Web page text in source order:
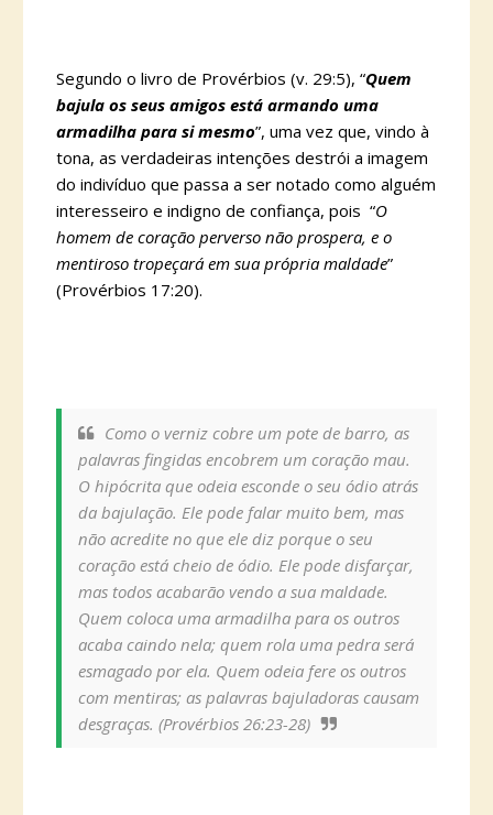
Segundo o livro de Provérbios (v. 29:5), “Quem
bajula os seus amigos está armando uma
armadilha para si mesmo”, uma vez que, vindo à
tona, as verdadeiras intenções destrói a imagem
do indivíduo que passa a ser notado como alguém
interesseiro e indigno de confiança, pois “O
homem de coração perverso não prospera, e o
mentiroso tropeçará em sua própria maldade”
(Provérbios 17:20).
Como o verniz cobre um pote de barro, as
palavras fingidas encobrem um coração mau.
O hipócrita que odeia esconde o seu ódio atrás
da bajulação. Ele pode falar muito bem, mas
não acredite no que ele diz porque o seu
coração está cheio de ódio. Ele pode disfarçar,
mas todos acabarão vendo a sua maldade.
Quem coloca uma armadilha para os outros
acaba caindo nela; quem rola uma pedra será
esmagado por ela. Quem odeia fere os outros
com mentiras; as palavras bajuladoras causam
desgraças. (Provérbios 26:23-28)